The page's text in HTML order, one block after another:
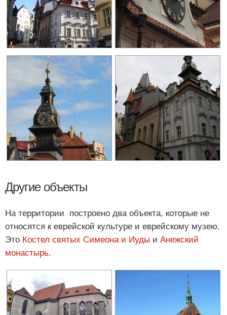
Другие объекты
На территории построено два объекта, которые не
относятся к еврейской культуре и еврейскому музею.
Это Костел святых Симеона и Иуды и Анежский
монастырь.